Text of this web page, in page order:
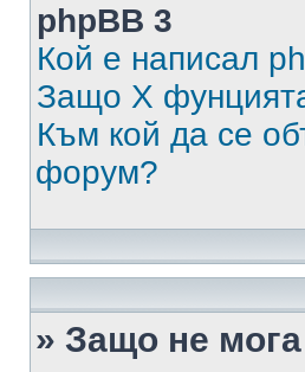
phpBB 3
Кой е написал
Защо X
Към кой да се
форум?
» Защо не